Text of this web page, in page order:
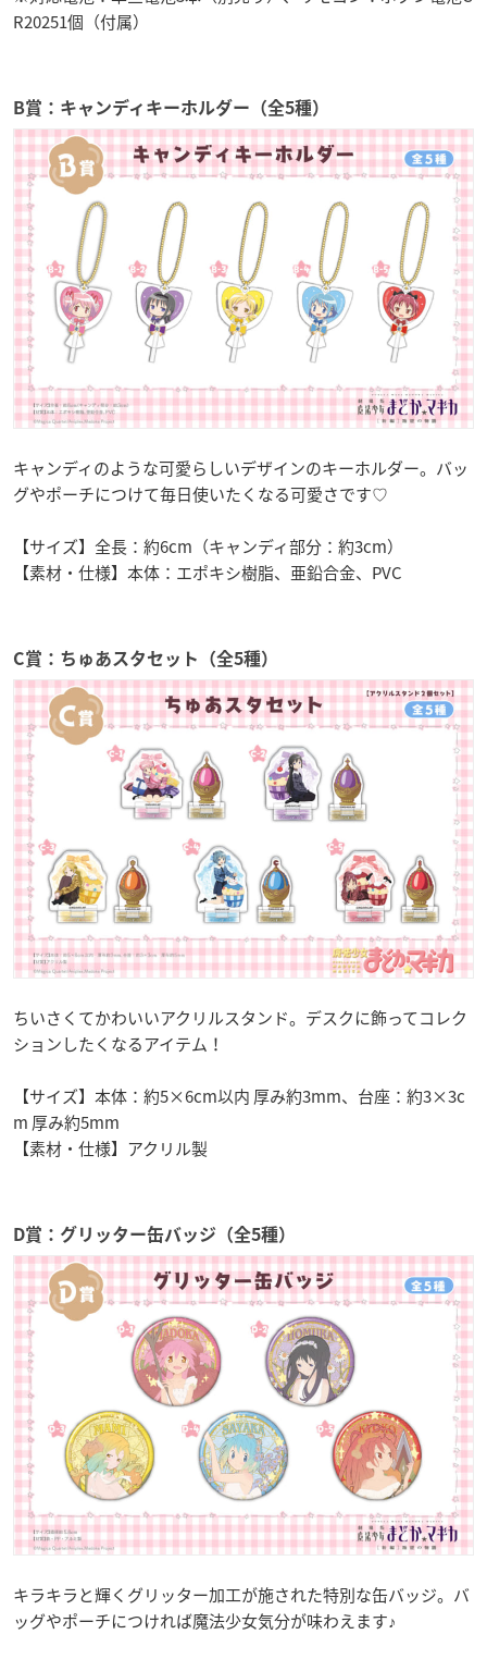
R20251個（付属）
B賞：キャンディキーホルダー（全5種）
キャンディのような可愛らしいデザインのキーホルダー。バッ
グやポーチにつけて毎日使いたくなる可愛さです♡
【サイズ】全長：約6cm（キャンディ部分：約3cm）
【素材・仕様】本体：エポキシ樹脂、亜鉛合金、PVC
C賞：ちゅあスタセット（全5種）
ちいさくてかわいいアクリルスタンド。デスクに飾ってコレク
ションしたくなるアイテム！
【サイズ】本体：約5×6cm以内 厚み約3mm、台座：約3×3c
m 厚み約5mm
【素材・仕様】アクリル製
D賞：グリッター缶バッジ（全5種）
キラキラと輝くグリッター加工が施された特別な缶バッジ。バ
ッグやポーチにつければ魔法少女気分が味わえます♪